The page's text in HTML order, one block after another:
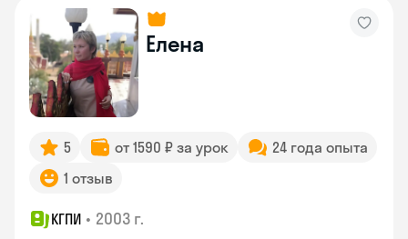
Елена
5 от 1590 ₽ за урок
24 года опыта
1 отзыв
КГПИ • 2003 г.